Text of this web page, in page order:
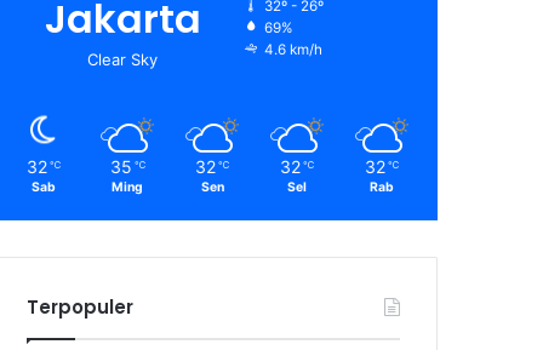
Jakarta
Clear Sky
32º - 26º
69%
4.6 km/h
32 ℃
Sab
35 ℃
Ming
32 ℃
Sen
32 ℃
Sel
32 ℃
Rab
Terpopuler